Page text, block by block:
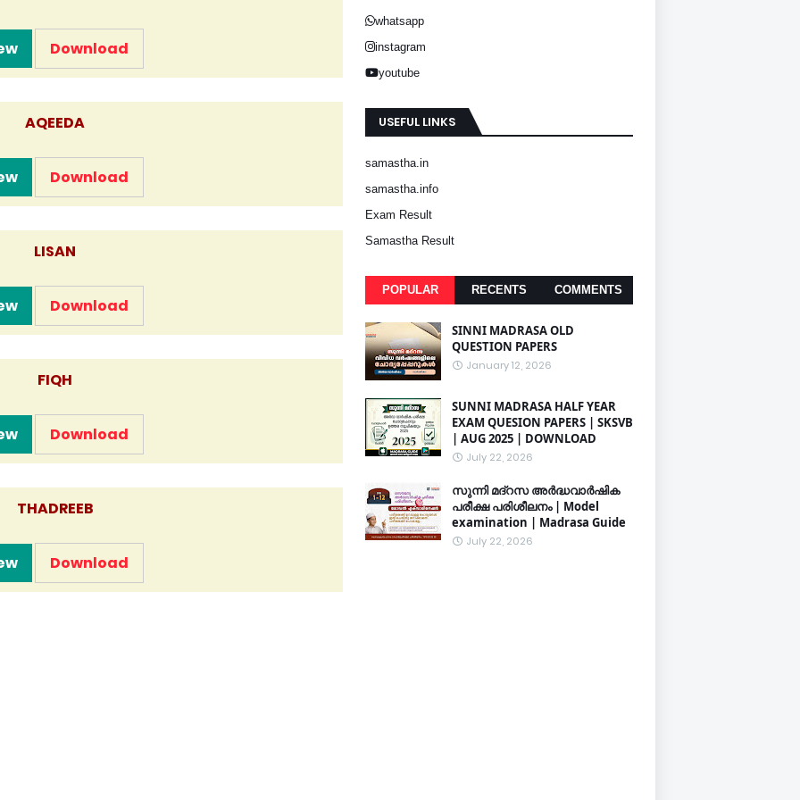
Download
AQEEDA
Download
LISAN
Download
FIQH
Download
THADREEB
Download
whatsapp
instagram
youtube
USEFUL LINKS
samastha.in
samastha.info
Exam Result
Samastha Result
POPULAR RECENTS COMMENTS
SINNI MADRASA OLD
QUESTION PAPERS
January 12, 2026
SUNNI MADRASA HALF YEAR
EXAM QUESION PAPERS | SKSVB
| AUG 2025 | DOWNLOAD
July 22, 2026
സുന്നി മദ്റസ അർദ്ധവാർഷിക
പരീക്ഷ പരിശീലനം | Model
examination | Madrasa Guide
July 22, 2026